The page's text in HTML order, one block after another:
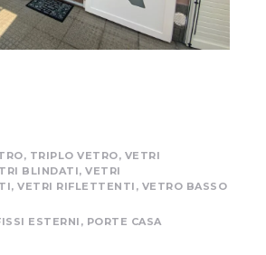
, TRIPLO VETRO, VETRI
BLINDATI, VETRI
, VETRI RIFLETTENTI , VETRO BASSO
ESTERNI , PORTE CASA